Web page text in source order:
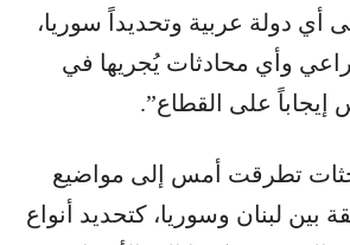
أي دولة عربية وتحديداً سوريا،
وأي محادثات يُجريها في
إيجاباً على القطاع”.
تطرقت أمس إلى مواضيع
بين لبنان وسوريا، كتحديد أنواع